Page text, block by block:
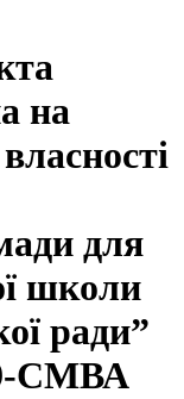
на
для
школи
ради”
СМВА